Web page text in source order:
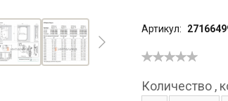
Артикул:
Количество ,